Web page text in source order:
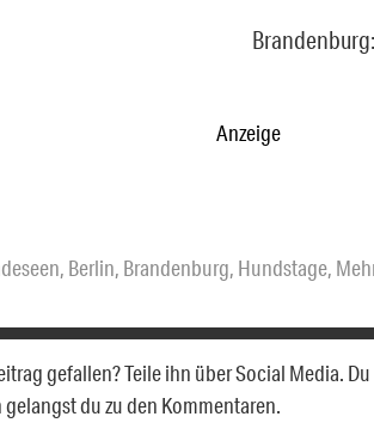
Brandenburg:
Anzeige
, Berlin, Brandenburg, Hundstage,
gefallen? Teile ihn über Social Media.
du zu den Kommentaren.